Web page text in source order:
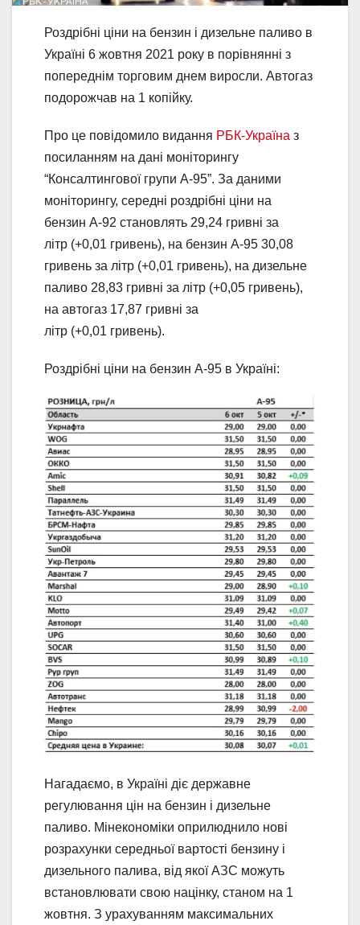
Роздрібні ціни на бензин і дизельне паливо в
Україні 6 жовтня 2021 року в порівнянні з
попереднім торговим днем ​​виросли. Автогаз
подорожчав на 1 копійку.
Про це повідомило видання РБК-Україна з
посиланням на дані моніторингу
“Консалтингової групи А-95”. За даними
моніторингу, середні роздрібні ціни на
бензин А-92 становлять 29,24 гривні за
літр (+0,01 гривень), на бензин А-95 30,08
гривень за літр (+0,01 гривень), на дизельне
паливо 28,83 гривні за літр (+0,05 гривень),
на автогаз 17,87 гривні за
літр (+0,01 гривень).
Роздрібні ціни на бензин А-95 в Україні:
Нагадаємо, в Україні діє державне
регулювання цін на бензин і дизельне
паливо. Мінекономіки оприлюднило нові
розрахунки середньої вартості бензину і
дизельного палива, від якої АЗС можуть
встановлювати свою націнку, станом на 1
жовтня. З урахуванням максимальних